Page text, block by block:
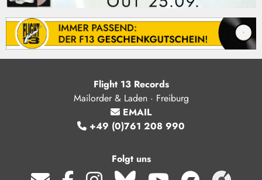
Flight 13 Records
Mailorder & Laden · Freiburg
EMAIL
+49 (0)761 208 990
Folgt uns